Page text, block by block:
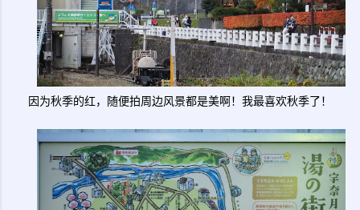
因为秋季的红，随便拍周边风景都是美啊！我最喜欢秋季了！